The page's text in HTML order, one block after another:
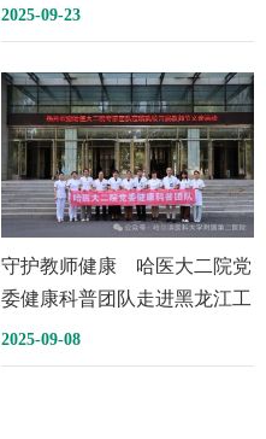
战胜利80周年专题党课
2025-09-23
守护教师健康 哈医大二院党
委健康科普团队走进黑龙江工
商学院
2025-09-08